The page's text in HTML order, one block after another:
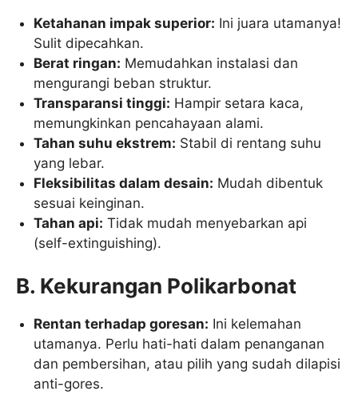
Ketahanan impak superior: Ini juara utamanya!
Sulit dipecahkan.
Berat ringan: Memudahkan instalasi dan
mengurangi beban struktur.
Transparansi tinggi: Hampir setara kaca,
memungkinkan pencahayaan alami.
Tahan suhu ekstrem: Stabil di rentang suhu
yang lebar.
Fleksibilitas dalam desain: Mudah dibentuk
sesuai keinginan.
Tahan api: Tidak mudah menyebarkan api
(self-extinguishing).
B. Kekurangan Polikarbonat
Rentan terhadap goresan: Ini kelemahan
utamanya. Perlu hati-hati dalam penanganan
dan pembersihan, atau pilih yang sudah dilapisi
anti-gores.